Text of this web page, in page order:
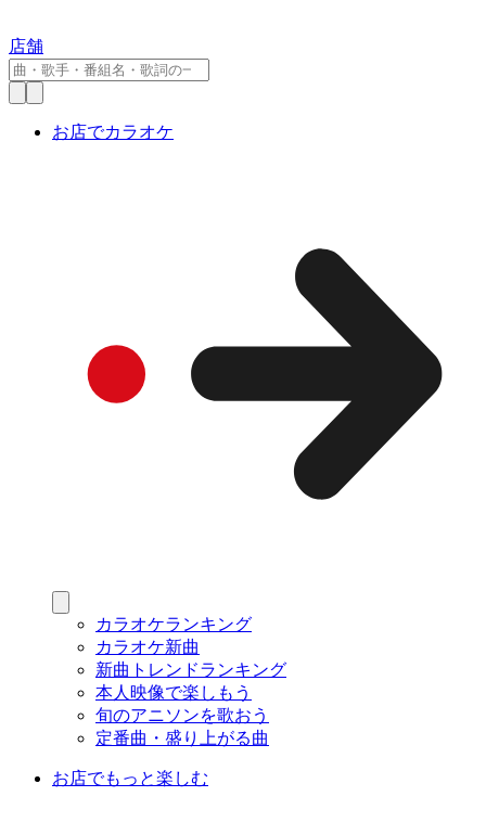
店舗
お店でカラオケ
カラオケランキング
カラオケ新曲
新曲トレンドランキング
本人映像で楽しもう
旬のアニソンを歌おう
定番曲・盛り上がる曲
お店でもっと楽しむ